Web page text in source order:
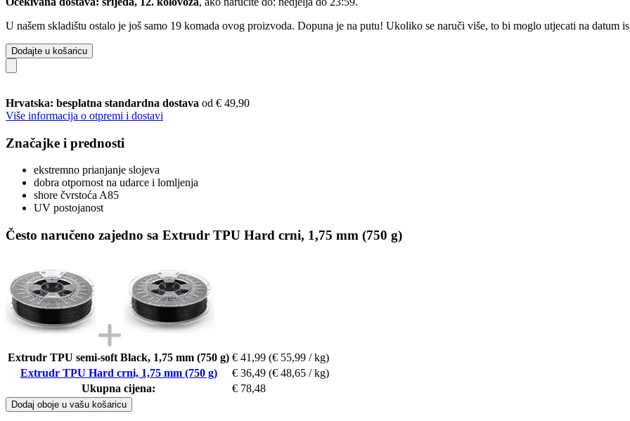
U našem skladištu ostalo je još samo 19 komada ovog proizvoda. Dopuna je na putu! Ukoliko se naruči više, to bi moglo utjecati na datum
Dodajte u košaricu
Hrvatska: besplatna standardna dostava od € 49,90
Više informacija o otpremi i dostavi
Značajke i prednosti
ekstremno prianjanje slojeva
dobra otpornost na udarce i lomljenja
shore čvrstoća A85
UV postojanost
Često naručeno zajedno sa Extrudr TPU Hard crni, 1,75 mm (750 g)
Extrudr TPU semi-soft Black, 1,75 mm (750 g) € 41,99 (€ 55,99 / kg)
Extrudr TPU Hard crni, 1,75 mm (750 g)
€ 36,49 (€ 48,65 / kg)
Ukupna cijena:
€ 78,48
Dodaj oboje u vašu košaricu